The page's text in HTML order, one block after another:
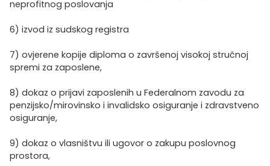
neprofitnog poslovanja
6) izvod iz sudskog registra
7) ovjerene kopije diploma o završenoj visokoj stručnoj
spremi za zaposlene,
8) dokaz o prijavi zaposlenih u Federalnom zavodu za
penzijsko/mirovinsko i invalidsko osiguranje i zdravstveno
osiguranje,
9) dokaz o vlasništvu ili ugovor o zakupu poslovnog
prostora,